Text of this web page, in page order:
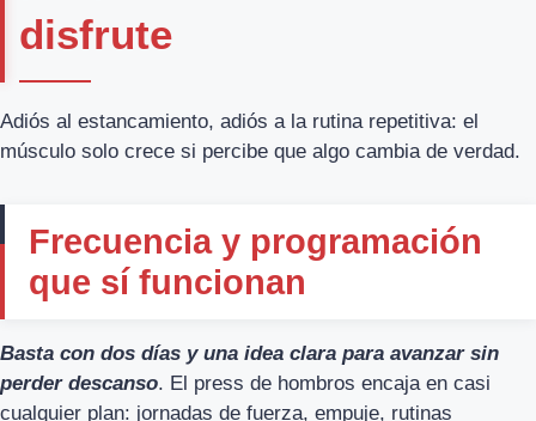
disfrute
Adiós al estancamiento, adiós a la rutina repetitiva: el
músculo solo crece si percibe que algo cambia de verdad.
Frecuencia y programación
que sí funcionan
Basta con dos días y una idea clara para avanzar sin
perder descanso. El press de hombros encaja en casi
cualquier plan: jornadas de fuerza, empuje, rutinas